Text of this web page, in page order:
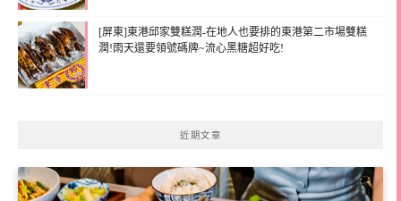
[屏東]東港邱家雙糕潤-在地人也要排的東港第二市場雙糕
潤!雨天還要領號碼牌~流心黑糖超好吃!
近期文章